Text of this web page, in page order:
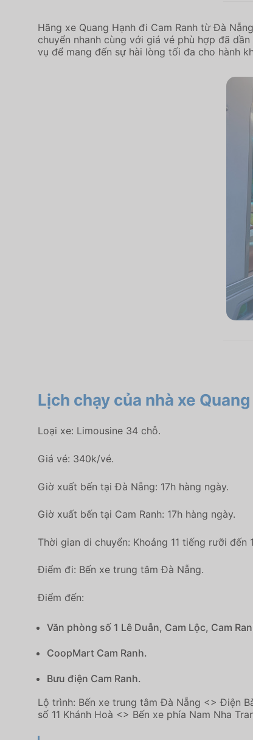
Hãng xe Quang Hạnh đi Cam Ranh từ Đà
chuyển nhanh cùng với giá vé phù hợp đã
vụ để mang đến sự hài lòng tối đa cho hành
Lịch chạy của nhà xe
Loại xe: Limousine 34 chỗ.
Giá vé: 340k/vé.
Giờ xuất bến tại Đà Nẵng: 17h hàng ngày.
Giờ xuất bến tại Cam Ranh: 17h hàng ngày.
Thời gian di chuyển: Khoảng 11 tiếng rưỡi
Điểm đi: Bến xe trung tâm Đà Nẵng.
Điểm đến:
Văn phòng số 1 Lê Duẫn, Cam Lộc, Cam
CoopMart Cam Ranh.
Bưu điện Cam Ranh.
Lộ trình: Bến xe trung tâm Đà Nẵng <> Điện
số 11 Khánh Hoà <> Bến xe phía Nam Nha